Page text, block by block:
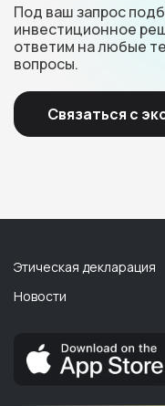
Под ваш запрос
инвестиционное
ответим на любые
вопросы.
Связаться с
Этическая декларация
Новости